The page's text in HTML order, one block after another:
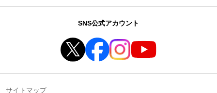
SNS公式アカウント
サイトマップ